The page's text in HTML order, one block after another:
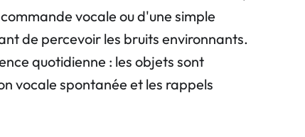
vocale ou d'une simple
de percevoir les bruits environnants.
quotidienne : les objets sont
vocale spontanée et les rappels